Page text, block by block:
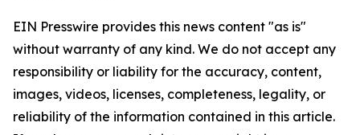
EIN Presswire provides this news content "as is"
without warranty of any kind. We do not accept any
responsibility or liability for the accuracy, content,
images, videos, licenses, completeness, legality, or
reliability of the information contained in this article.